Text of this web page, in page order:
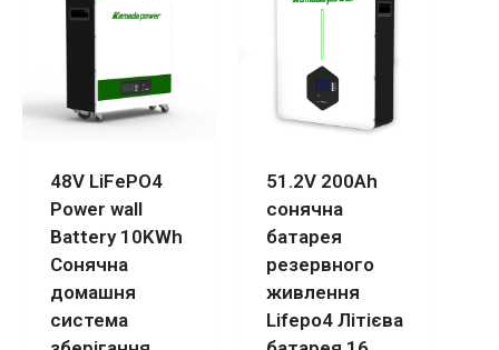
48V LiFePO4
Power wall
Battery 10KWh
Сонячна
домашня
система
51.2V 200Ah
сонячна
батарея
резервного
живлення
Lifepo4 Літієва